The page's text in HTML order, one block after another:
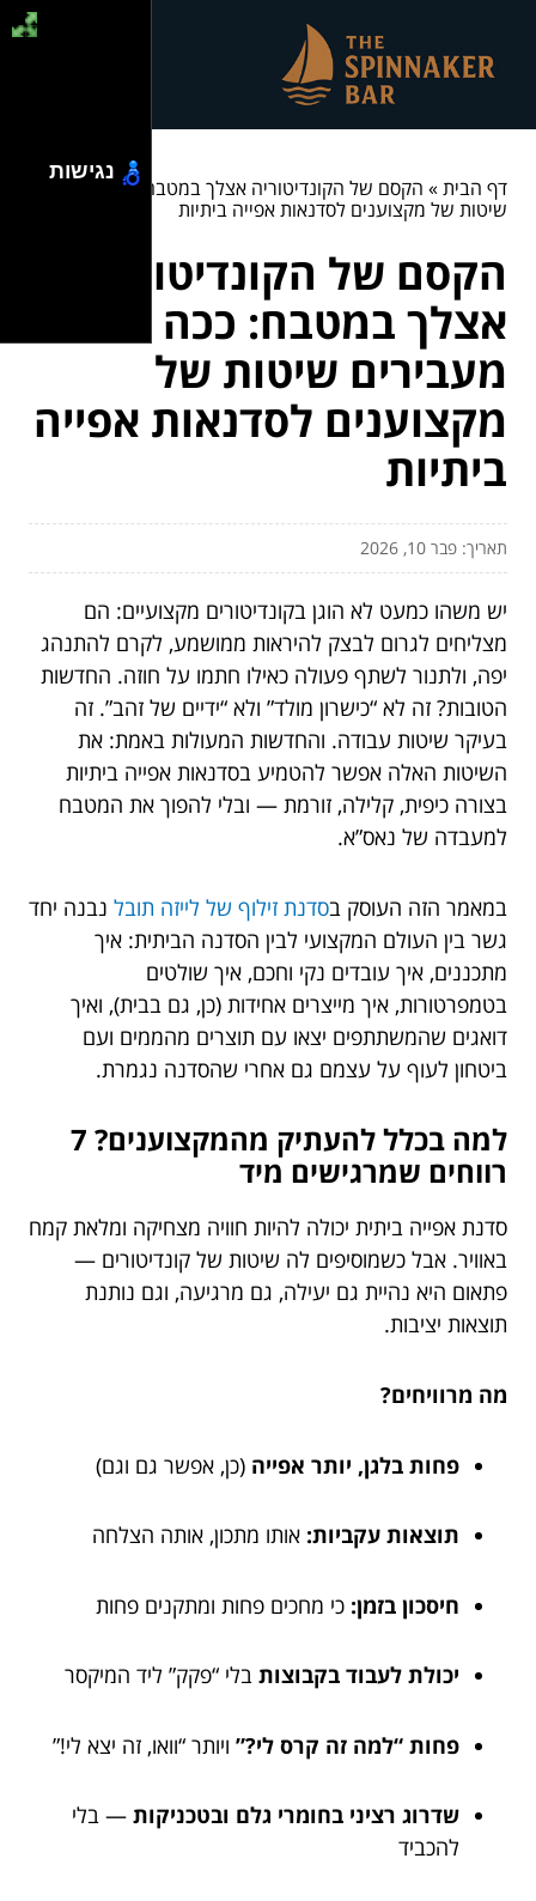
דף הבית» הקסם של הקונדיטוריה אצלך במטבח: ככה מעבירים
שיטות של מקצוענים לסדנאות אפייה ביתיות
הקסם של הקונדיטוריה
אצלך במטבח: ככה
מעבירים שיטות של
מקצוענים לסדנאות אפייה
ביתיות
תאריך: פבר 10, 2026
יש משהו כמעט לא הוגן בקונדיטורים מקצועיים: הם
מצליחים לגרום לבצק להיראות ממושמע, לקרם להתנהג
יפה, ולתנור לשתף פעולה כאילו חתמו על חוזה. החדשות
הטובות? זה לא “כישרון מולד” ולא “ידיים של זהב”. זה
בעיקר שיטות עבודה. והחדשות המעולות באמת: את
השיטות האלה אפשר להטמיע בסדנאות אפייה ביתיות
בצורה כיפית, קלילה, זורמת — ובלי להפוך את המטבח
למעבדה של נאס”א.
במאמר הזה העוסק בסדנת זילוף של לייזה תובל נבנה יחד
גשר בין העולם המקצועי לבין הסדנה הביתית: איך
מתכננים, איך עובדים נקי וחכם, איך שולטים
בטמפרטורות, איך מייצרים אחידות (כן, גם בבית), ואיך
דואגים שהמשתתפים יצאו עם תוצרים מהממים ועם
ביטחון לעוף על עצמם גם אחרי שהסדנה נגמרת.
למה בכלל להעתיק מהמקצוענים? 7
רווחים שמרגישים מיד
סדנת אפייה ביתית יכולה להיות חוויה מצחיקה ומלאת קמח
באוויר. אבל כשמוסיפים לה שיטות של קונדיטורים —
פתאום היא נהיית גם יעילה, גם מרגיעה, וגם נותנת
תוצאות יציבות.
מה מרוויחים?
פחות בלגן, יותר אפייה (כן, אפשר גם וגם)
תוצאות עקביות: אותו מתכון, אותה הצלחה
חיסכון בזמן: כי מחכים פחות ומתקנים פחות
יכולת לעבוד בקבוצות בלי “פקק” ליד המיקסר
פחות “למה זה קרס לי?” ויותר “וואו, זה יצא לי!”
שדרוג רציני בחומרי גלם ובטכניקות — בלי
להכביד
נגישות